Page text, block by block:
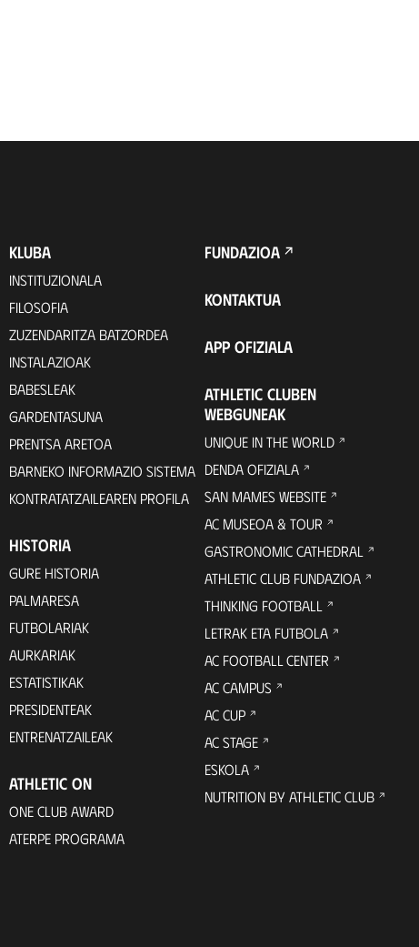
KLUBA
INSTITUZIONALA
FILOSOFIA
ZUZENDARITZA BATZORDEA
INSTALAZIOAK
BABESLEAK
GARDENTASUNA
PRENTSA ARETOA
BARNEKO INFORMAZIO SISTEMA
KONTRATATZAILEAREN PROFILA
HISTORIA
GURE HISTORIA
PALMARESA
FUTBOLARIAK
AURKARIAK
ESTATISTIKAK
PRESIDENTEAK
ENTRENATZAILEAK
ATHLETIC ON
ONE CLUB AWARD
ATERPE PROGRAMA
FUNDAZIOA
KONTAKTUA
APP OFIZIALA
ATHLETIC CLUBEN
WEBGUNEAK
UNIQUE IN THE WORLD
DENDA OFIZIALA
SAN MAMES WEBSITE
AC MUSEOA & TOUR
GASTRONOMIC CATHEDRAL
ATHLETIC CLUB FUNDAZIOA
THINKING FOOTBALL
LETRAK ETA FUTBOLA
AC FOOTBALL CENTER
AC CAMPUS
AC CUP
AC STAGE
ESKOLA
NUTRITION BY ATHLETIC CLUB